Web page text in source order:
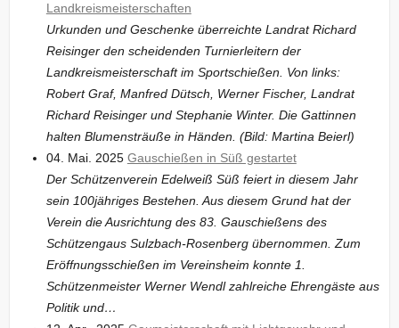
Landkreismeisterschaften
Urkunden und Geschenke überreichte Landrat Richard
Reisinger den scheidenden Turnierleitern der
Landkreismeisterschaft im Sportschießen. Von links:
Robert Graf, Manfred Dütsch, Werner Fischer, Landrat
Richard Reisinger und Stephanie Winter. Die Gattinnen
halten Blumensträuße in Händen. (Bild: Martina Beierl)
04. Mai. 2025 Gauschießen in Süß gestartet
Der Schützenverein Edelweiß Süß feiert in diesem Jahr
sein 100jähriges Bestehen. Aus diesem Grund hat der
Verein die Ausrichtung des 83. Gauschießens des
Schützengaus Sulzbach-Rosenberg übernommen. Zum
Eröffnungsschießen im Vereinsheim konnte 1.
Schützenmeister Werner Wendl zahlreiche Ehrengäste aus
Politik und…